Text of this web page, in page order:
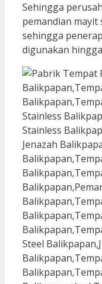
Sehingga
pemandian mayit
sehingga
digunakan